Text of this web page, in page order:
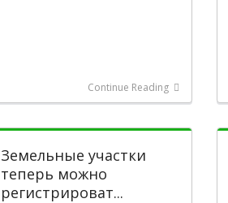
Continue Reading
Земельные участки
теперь можно
регистрироват...